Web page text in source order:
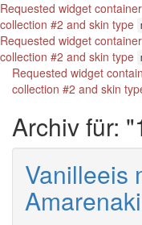
Requested widget container
collection #2 and skin type
Requested widget container
collection #2 and skin type
Requested widget
collection #2 and skin
Archiv für:
Vanilleeis